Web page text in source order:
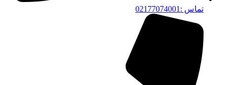
تماس :02177074001